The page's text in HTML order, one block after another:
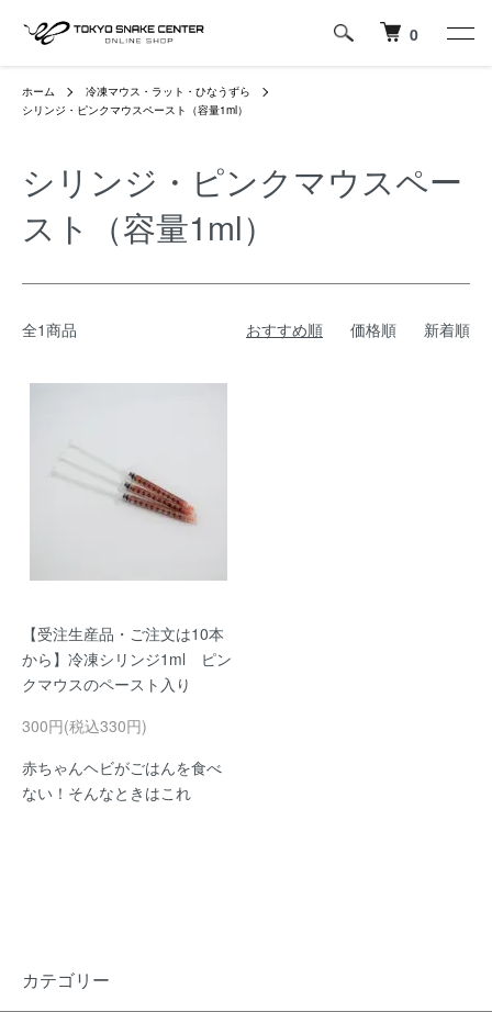
0
ホーム
冷凍マウス・ラット・ひなうずら
シリンジ・ピンクマウスペースト（容量1ml）
シリンジ・ピンクマウスペー
スト（容量1ml）
全1商品 おすすめ順 価格順 新着順
【受注生産品・ご注文は10本
から】冷凍シリンジ1ml ピン
クマウスのペースト入り
300円(税込330円)
赤ちゃんヘビがごはんを食べ
ない！そんなときはこれ
カテゴリー